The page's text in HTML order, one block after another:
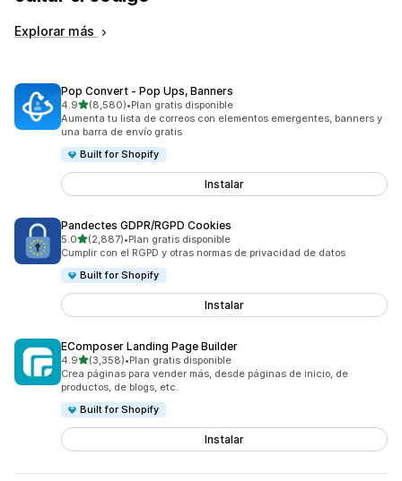
Explorar más
Pop Convert ‑ Pop Ups, Banners
4.9de 5 estrellas
(8,580)
8580 reseñas en total
•Plan gratis disponible
Aumenta tu lista de correos con elementos emergentes, banners y
una barra de envío gratis
Built for Shopify
Instalar
Pandectes GDPR/RGPD Cookies
5.0de 5 estrellas
(2,887)
2887 reseñas en total
•Plan gratis disponible
Cumplir con el RGPD y otras normas de privacidad de datos
Built for Shopify
Instalar
EComposer Landing Page Builder
4.9de 5 estrellas
(3,358)
3358 reseñas en total
•Plan gratis disponible
Crea páginas para vender más, desde páginas de inicio, de
productos, de blogs, etc.
Built for Shopify
Instalar